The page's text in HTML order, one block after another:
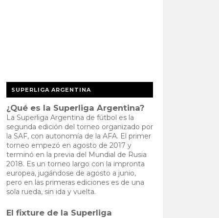
SUPERLIGA ARGENTINA
¿Qué es la Superliga Argentina?
La Superliga Argentina de fútbol es la
segunda edición del torneo organizado por
la SAF, con autonomía de la AFA. El primer
torneo empezó en agosto de 2017 y
terminó en la previa del Mundial de Rusia
2018. Es un torneo largo con la impronta
europea, jugándose de agosto a junio,
pero en las primeras ediciones es de una
sola rueda, sin ida y vuelta.
El fixture de la Superliga